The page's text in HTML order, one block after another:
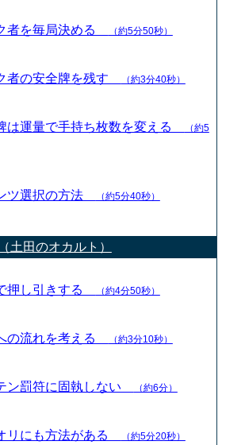
者を毎局決める （約5分50秒）
者の安全牌を残す （約3分40秒）
は運量で手持ち枚数を変える
（約5
ツ選択の方法 （約5分40秒）
土田のオカルト）
押し引きする （約4分50秒）
の流れを考える （約3分10秒）
ン罰符に固執しない （約6分）
リにも方法がある （約5分20秒）